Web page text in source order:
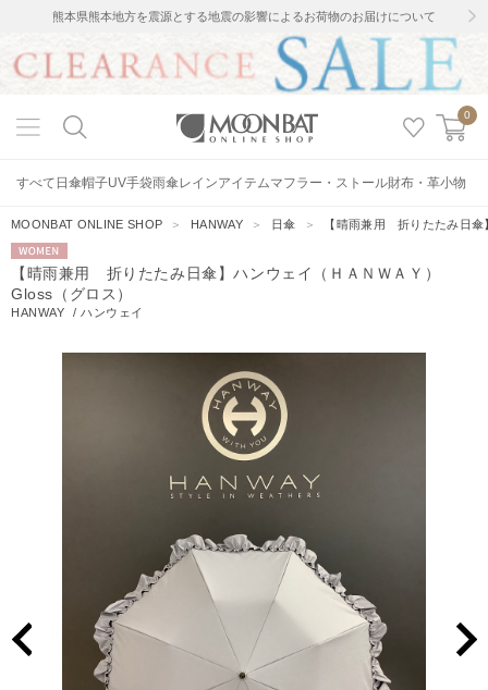
熊本県熊本地方を震源とする地震の影響によるお荷物のお届けについて
0
すべて 日傘帽子UV手袋雨傘レインアイテムマフラー・ストール財布・革小物
MOONBAT ONLINE SHOP ＞ HANWAY ＞ 日傘 ＞ 【晴雨兼用 折りたたみ日
WOMEN
【晴雨兼用 折りたたみ日傘】ハンウェイ（ＨＡＮＷＡＹ）
Gloss（グロス）
HANWAY /ハンウェイ